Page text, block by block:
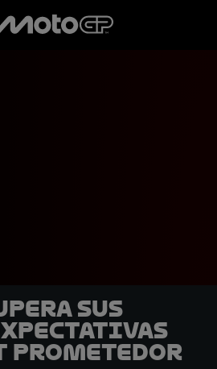
sus
prometedor